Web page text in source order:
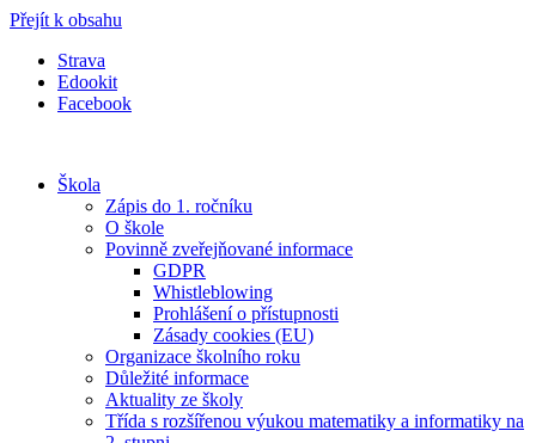
Přejít k obsahu
Strava
Edookit
Facebook
Škola
Zápis do 1. ročníku
O škole
Povinně zveřejňované informace
GDPR
Whistleblowing
Prohlášení o přístupnosti
Zásady cookies (EU)
Organizace školního roku
Důležité informace
Aktuality ze školy
Třída s rozšířenou výukou matematiky a informatiky na